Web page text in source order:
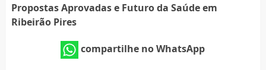
Propostas Aprovadas e Futuro da Saúde em
Ribeirão Pires
compartilhe no WhatsApp